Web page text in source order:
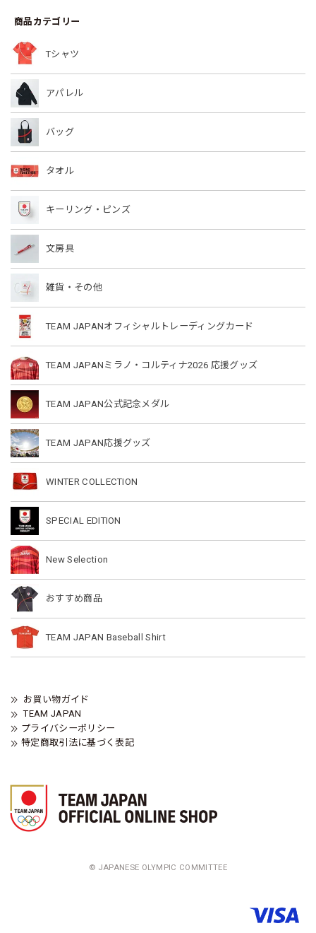
商品カテゴリー
Tシャツ
アパレル
バッグ
タオル
キーリング・ピンズ
文房具
雑貨・その他
TEAM JAPANオフィシャルトレーディングカード
TEAM JAPANミラノ・コルティナ2026 応援グッズ
TEAM JAPAN公式記念メダル
TEAM JAPAN応援グッズ
WINTER COLLECTION
SPECIAL EDITION
New Selection
おすすめ商品
TEAM JAPAN Baseball Shirt
お買い物ガイド
TEAM JAPAN
プライバシーポリシー
特定商取引法に基づく表記
© JAPANESE OLYMPIC COMMITTEE